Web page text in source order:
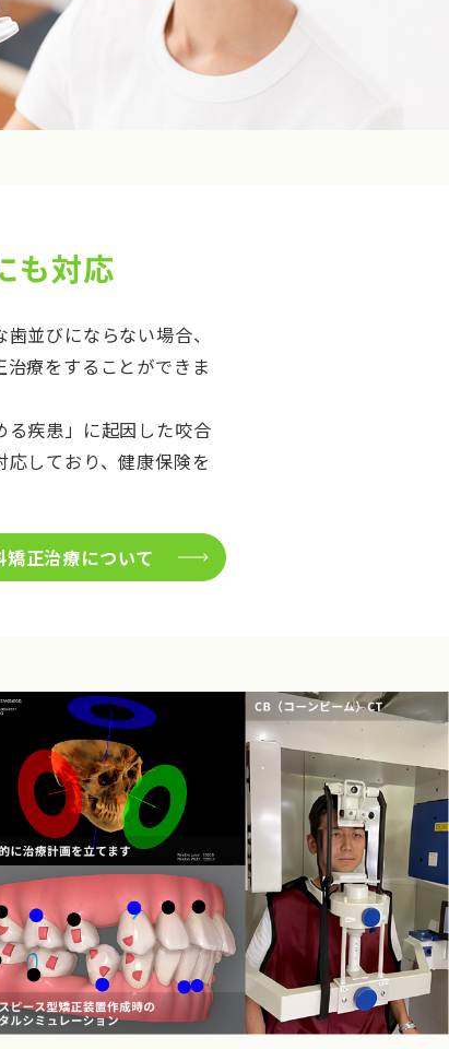
も対応
並びにならない場合、
療をすることができま
る疾患」に起因した咬合
しており、健康保険を
矯正治療について